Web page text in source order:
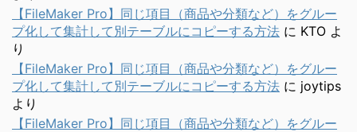
【FileMaker Pro】同じ項目（商品や分類など）をグルー
プ化して集計して別テーブルにコピーする方法 に KTO よ
り
【FileMaker Pro】同じ項目（商品や分類など）をグルー
プ化して集計して別テーブルにコピーする方法 に joytips
より
【FileMaker Pro】同じ項目（商品や分類など）をグルー